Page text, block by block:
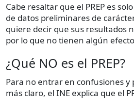
Cabe resaltar que el PREP es
de datos preliminares de
quiere decir que sus resultados
por lo que no tienen algún
¿Qué NO es el PREP?
Para no entrar en confusiones y
más claro, el INE explica que el